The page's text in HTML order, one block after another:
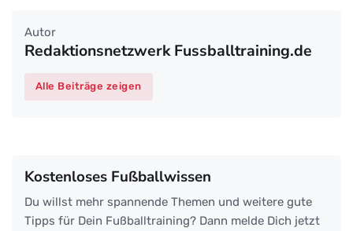
Autor
Redaktionsnetzwerk Fussballtraining.de
Alle Beiträge zeigen
Kostenloses Fußballwissen
Du willst mehr spannende Themen und weitere gute
Tipps für Dein Fußballtraining? Dann melde Dich jetzt